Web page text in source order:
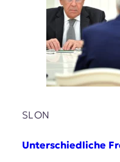
SLON
Unterschiedliche